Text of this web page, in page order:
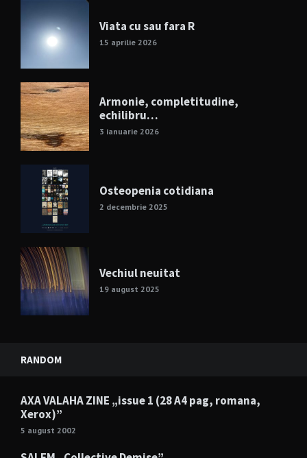
Viata cu sau fara R
15 aprilie 2026
Armonie, completitudine,
echilibru…
3 ianuarie 2026
Osteopenia cotidiana
2 decembrie 2025
Vechiul neuitat
19 august 2025
RANDOM
AXA VALAHA ZINE „issue 1 (28 A4 pag, romana,
Xerox)”
5 august 2002